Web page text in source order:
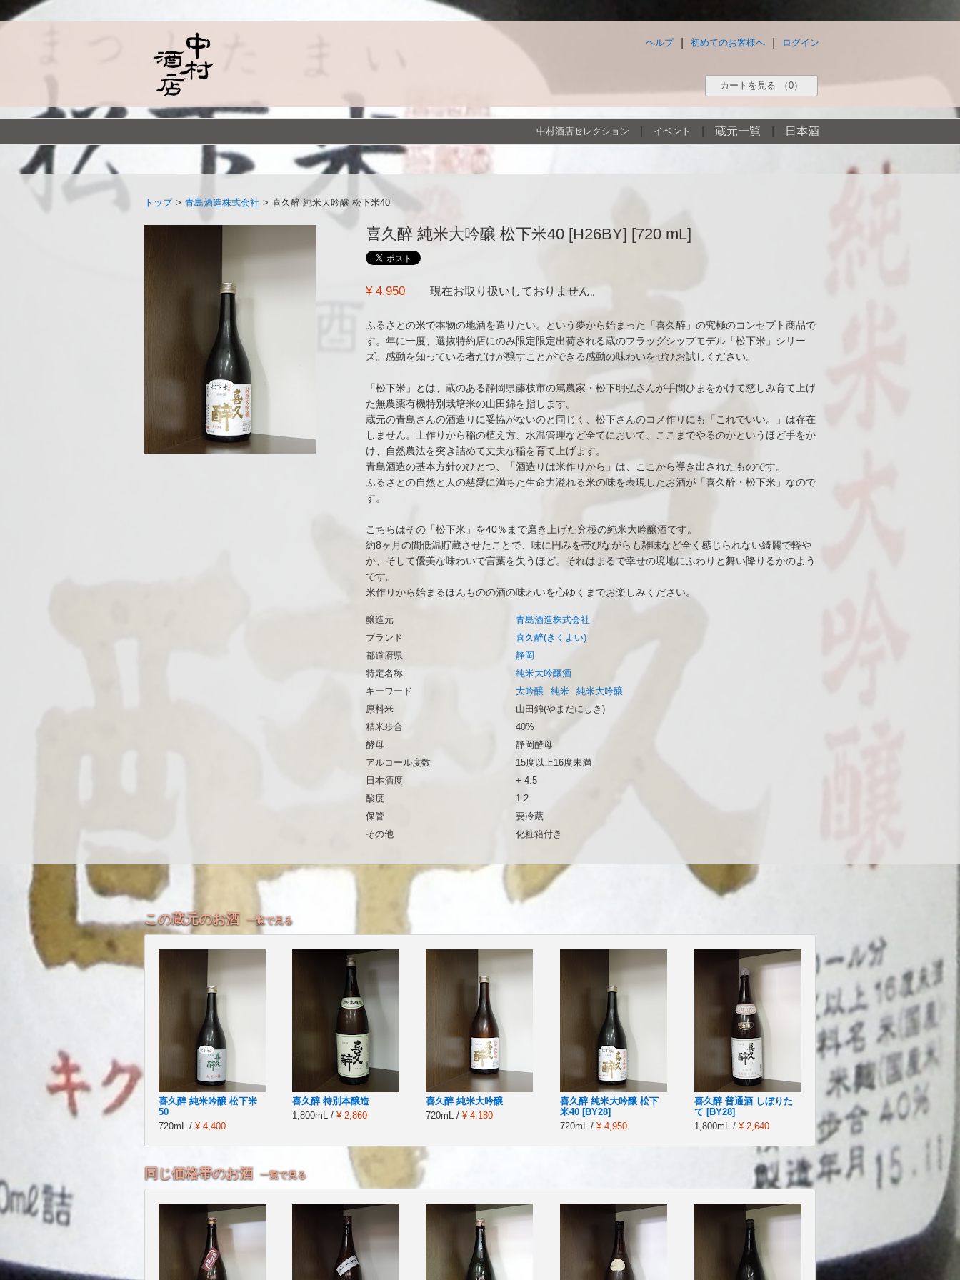
ログイン
初めてのお客様へ
ヘルプ
カートを見る （0）
中村酒店セレクション イベント 蔵元一覧 日本酒
トップ > 青島酒造株式会社 > 喜久醉 純米大吟醸 松下米40
喜久醉 純米大吟醸 松下米40 [H26BY] [720 mL]
¥ 4,950 現在お取り扱いしておりません。
ふるさとの米で本物の地酒を造りたい。という夢から始まった「喜久醉」の究極のコンセプト商品で
す。年に一度、選抜特約店にのみ限定限定出荷される蔵のフラッグシップモデル「松下米」シリー
ズ。感動を知っている者だけが醸すことができる感動の味わいをぜひお試しください。
「松下米」とは、蔵のある静岡県藤枝市の篤農家・松下明弘さんが手間ひまをかけて慈しみ育て上げ
た無農薬有機特別栽培米の山田錦を指します。
蔵元の青島さんの酒造りに妥協がないのと同じく、松下さんのコメ作りにも「これでいい。」は存在
しません。土作りから稲の植え方、水温管理など全てにおいて、ここまでやるのかというほど手をか
け、自然農法を突き詰めて丈夫な稲を育て上げます。
青島酒造の基本方針のひとつ、「酒造りは米作りから」は、ここから導き出されたものです。
ふるさとの自然と人の慈愛に満ちた生命力溢れる米の味を表現したお酒が「喜久醉・松下米」なので
す。
こちらはその「松下米」を40％まで磨き上げた究極の純米大吟醸酒です。
約8ヶ月の間低温貯蔵させたことで、味に円みを帯びながらも雑味など全く感じられない綺麗で軽や
か、そして優美な味わいで言葉を失うほど。それはまるで幸せの境地にふわりと舞い降りるかのよう
です。
米作りから始まるほんものの酒の味わいを心ゆくまでお楽しみください。
醸造元
青島酒造株式会社
ブランド
喜久醉(きくよい)
都道府県
静岡
特定名称
純米大吟醸酒
キーワード
大吟醸 純米
純米大吟醸
原料米
山田錦(やまだにしき)
精米歩合
40%
酵母
静岡酵母
アルコール度数
15度以上16度未満
日本酒度
+ 4.5
酸度
1.2
保管
要冷蔵
その他
化粧箱付き
この蔵元のお酒 一覧で見る
喜久醉 純米吟醸 松下米
50
720mL / ¥ 4,400
喜久醉 特別本醸造
1,800mL / ¥ 2,860
喜久醉 純米大吟醸
720mL / ¥ 4,180
喜久醉 純米大吟醸 松下
米40 [BY28]
720mL / ¥ 4,950
喜久醉 普通酒 しぼりた
て [BY28]
1,800mL / ¥ 2,640
同じ価格帯のお酒 一覧で見る